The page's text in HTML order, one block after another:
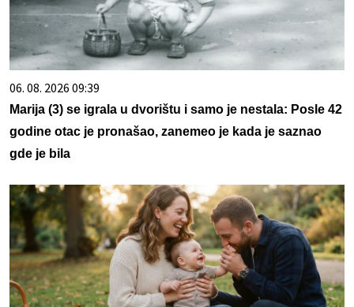
06. 08. 2026 09:39
Marija (3) se igrala u dvorištu i samo je nestala: Posle 42
godine otac je pronašao, zanemeo je kada je saznao
gde je bila